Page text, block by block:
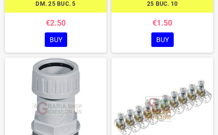
DM. 25 BUC. 5
€2.50
BUY
25 BUC. 10
€1.50
BUY